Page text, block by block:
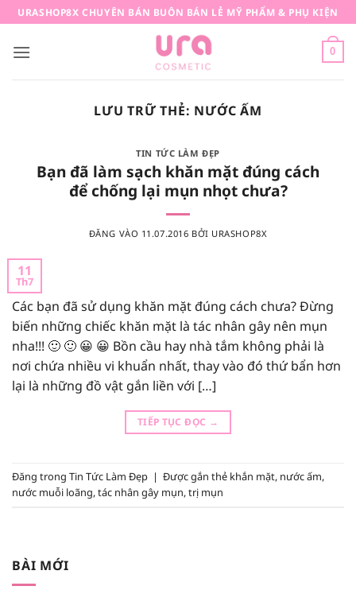
qua
nội
URASHOP8X CHUYÊN BÁN BUÔN BÁN LẺ MỸ PHẨM & PHỤ KIỆN
0
LƯU TRỮ THẺ: NƯỚC ẤM
TIN TỨC LÀM ĐẸP
Bạn đã làm sạch khăn mặt đúng cách
để chống lại mụn nhọt chưa?
ĐĂNG VÀO 11.07.2016 BỞI URASHOP8X
11
Th7
Các bạn đã sử dụng khăn mặt đúng cách chưa? Đừng
biến những chiếc khăn mặt là tác nhân gây nên mụn
nha!!! 🙂 🙂 😀 😀 Bồn cầu hay nhà tắm không phải là
nơi chứa nhiều vi khuẩn nhất, thay vào đó thứ bẩn hơn
lại là những đồ vật gắn liền với […]
TIẾP TỤC ĐỌC →
Đăng trong Tin Tức Làm Đẹp | Được gắn thẻ khắn mặt, nước ấm,
nước muỗi loãng,tác nhân gây mụn,trị mụn
BÀI MỚI